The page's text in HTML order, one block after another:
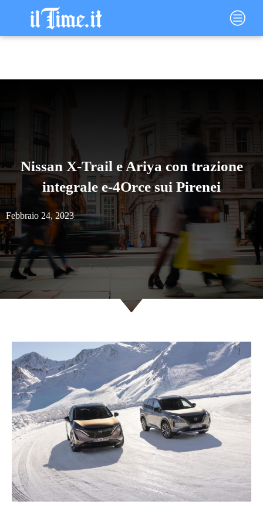
contenuto
Main
Menu
Nissan X-Trail e Ariya con trazione
integrale e-4Orce sui Pirenei
Febbraio 24, 2023